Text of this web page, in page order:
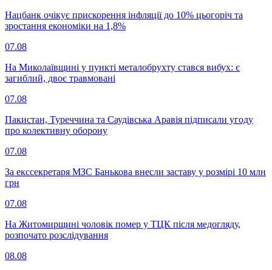
Нацбанк очікує прискорення інфляції до 10% цьогоріч та
зростання економіки на 1,8%
07.08
На Миколаївщині у пункті металобрухту стався вибух: є
загиблий, двоє травмовані
07.08
Пакистан, Туреччина та Саудівська Аравія підписали угоду
про колективну оборону
07.08
За екссекретаря МЗС Банькова внесли заставу у розмірі 10 млн
грн
07.08
На Житомирщині чоловік помер у ТЦК після медогляду,
розпочато розслідування
08.08